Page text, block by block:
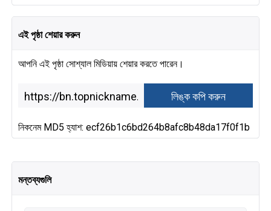
এই পৃষ্ঠা শেয়ার করুন
আপনি এই পৃষ্ঠা সোশ্যাল মিডিয়ায় শেয়ার করতে পারেন।
নিকনেম MD5 হ্যাশ: ecf26b1c6bd264b8afc8b48da17f0f1b
মন্তব্যগুলি